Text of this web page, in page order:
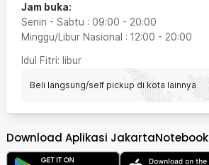
Jam buka:
Senin - Sabtu : 09:00 - 20:00
Minggu/Libur Nasional : 12:00 - 20:00
Idul Fitri: libur
Beli langsung/self pickup di kota lainnya
Download Aplikasi JakartaNotebook